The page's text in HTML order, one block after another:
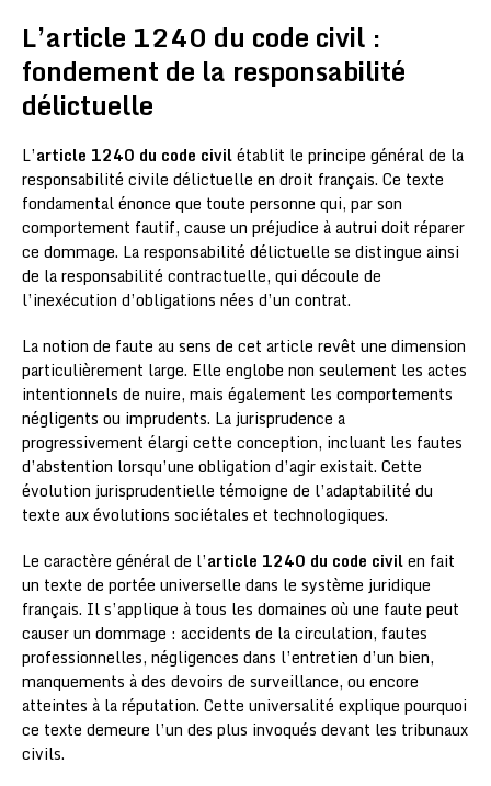
L’article 1240 du code civil :
fondement de la responsabilité
délictuelle
L’article 1240 du code civilétablit le principe général de la
responsabilité civile délictuelle en droit français. Ce texte
fondamental énonce que toute personne qui, par son
comportement fautif, cause un préjudice à autrui doit réparer
ce dommage. La responsabilité délictuelle se distingue ainsi
de la responsabilité contractuelle, qui découle de
l’inexécution d’obligations nées d’un contrat.
La notion de faute au sens de cet article revêt une dimension
particulièrement large. Elle englobe non seulement les actes
intentionnels de nuire, mais également les comportements
négligents ou imprudents. La jurisprudence a
progressivement élargi cette conception, incluant les fautes
d’abstention lorsqu’une obligation d’agir existait. Cette
évolution jurisprudentielle témoigne de l’adaptabilité du
texte aux évolutions sociétales et technologiques.
Le caractère général de l’article 1240 du code civilen fait
un texte de portée universelle dans le système juridique
français. Il s’applique à tous les domaines où une faute peut
causer un dommage : accidents de la circulation, fautes
professionnelles, négligences dans l’entretien d’un bien,
manquements à des devoirs de surveillance, ou encore
atteintes à la réputation. Cette universalité explique pourquoi
ce texte demeure l’un des plus invoqués devant les tribunaux
civils.